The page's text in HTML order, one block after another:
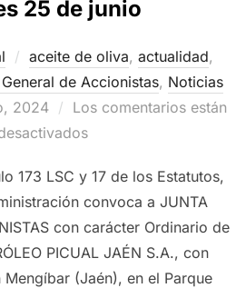
25 de junio
aceite de oliva, actualidad,
de Accionistas, Noticias
2024
Los comentarios están
173 LSC y 17 de los Estatutos,
convoca a JUNTA
con carácter Ordinario de
PICUAL JAÉN S.A., con
(Jaén), en el Parque